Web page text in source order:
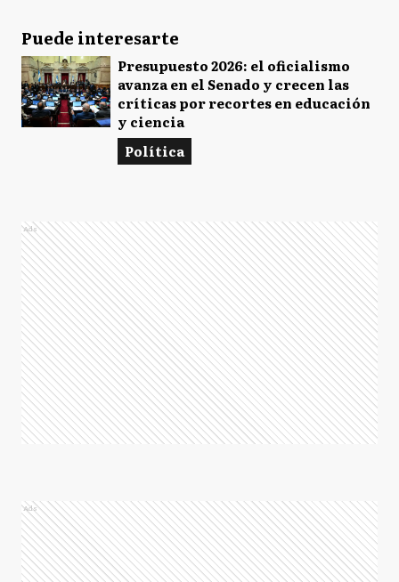
Puede interesarte
Presupuesto 2026: el oficialismo
avanza en el Senado y crecen las
críticas por recortes en educación
y ciencia
Política
Ads
Ads